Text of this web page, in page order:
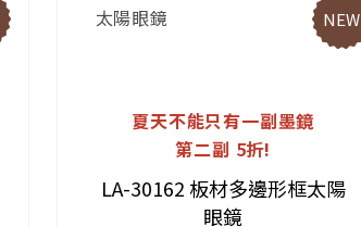
太陽眼鏡 NEW
夏天不能只有一副墨鏡
第二副 5折!
LA-30162 板材多邊形框太陽
眼鏡